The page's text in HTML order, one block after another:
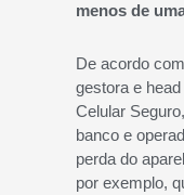
menos de
De acordo
gestora e
Celular
banco e
perda do
por exemplo,